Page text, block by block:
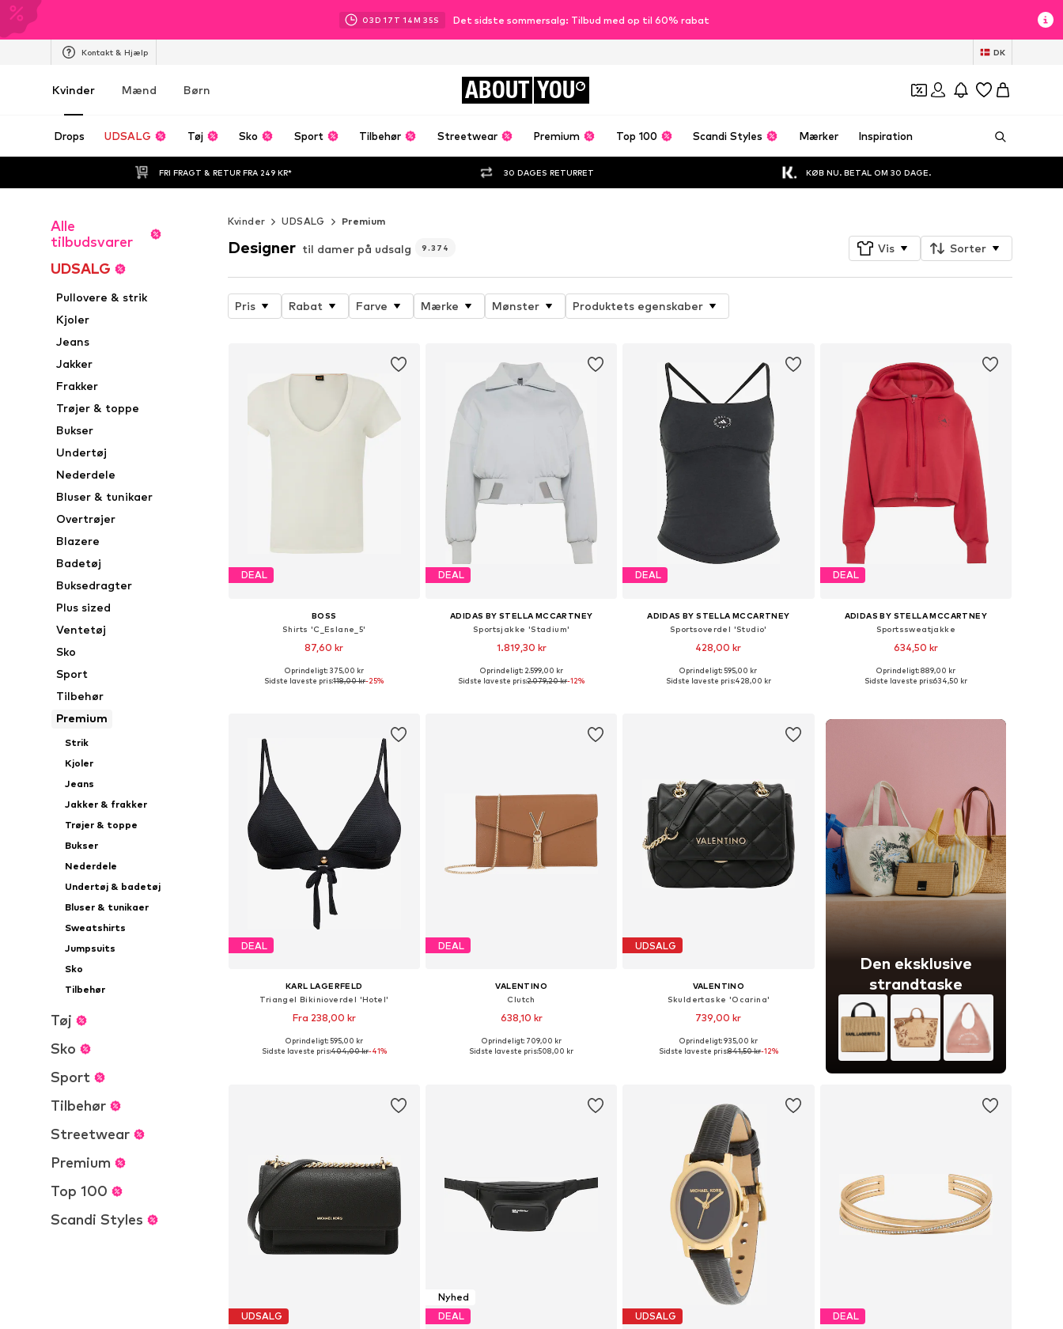
03D 17 T 14M 33S Det sidste sommersalg: Tilbud med op til 60% rabat
Kontakt & Hjælp DK
Kvinder Mænd Børn ABOUT YOU
Drops UDSALG Tøj Sko Sport Tilbehør Streetwear Premium Top 100 Scandi Styles Mærker Inspiration
FRI FRAGT & RETUR FRA 249 KR* 30 DAGES RETURRET KØB NU. BETAL OM 30 DAGE.
Alle
tilbudsvarer
UDSALG
Pullovere & strik
Kjoler
Jeans
Jakker
Frakker
Trøjer & toppe
Bukser
Undertøj
Nederdele
Bluser & tunikaer
Overtrøjer
Blazere
Badetøj
Buksedragter
Plus sized
Ventetøj
Sko
Sport
Tilbehør
Premium
Strik
Kjoler
Jeans
Jakker & frakker
Trøjer & toppe
Bukser
Nederdele
Undertøj & badetøj
Bluser & tunikaer
Sweatshirts
Jumpsuits
Sko
Tilbehør
Tøj
Sko
Sport
Tilbehør
Streetwear
Premium
Top 100
Scandi Styles
Kvinder UDSALG Premium
Designer til damer på udsalg 9.374 Vis Sorter
Pris Rabat Farve Mærke Mønster Produktets egenskaber
DEAL
BOSS
Shirts 'C_Eslane_5'
87,60 kr
Tilgængelige størrelser: XS, S, M, L, XL
Oprindeligt: 375,00 kr
Sidste laveste pris:118,00 kr-25%
DEAL
ADIDAS BY STELLA MCCARTNEY
Sportsjakke 'Stadium'
1.819,30 kr
Oprindeligt: 2.599,00 kr
Sidste laveste pris:2.079,20 kr-12%
DEAL
ADIDAS BY STELLA MCCARTNEY
Sportsoverdel 'Studio'
428,00 kr
Tilgængelige størrelser: XS, S, M, L, XL
Oprindeligt: 595,00 kr
Sidste laveste pris:428,00 kr
DEAL
ADIDAS BY STELLA MCCARTNEY
Sportssweatjakke
634,50 kr
Tilgængelige størrelser: XS, S, M, L, XL
Oprindeligt: 889,00 kr
Sidste laveste pris:634,50 kr
DEAL
KARL LAGERFELD
Triangel Bikinioverdel 'Hotel'
Fra 238,00 kr
Oprindeligt: 595,00 kr
Sidste laveste pris:404,00 kr-41%
DEAL
VALENTINO
Clutch
638,10 kr
Tilgængelige størrelser: One Size
Oprindeligt: 709,00 kr
Sidste laveste pris:508,00 kr
UDSALG
VALENTINO
Skuldertaske 'Ocarina'
739,00 kr
Tilgængelige størrelser: One Size
Oprindeligt: 935,00 kr
Sidste laveste pris:841,50 kr-12%
Den eksklusive
strandtaske
UDSALG
Nyhed
DEAL
UDSALG DEAL